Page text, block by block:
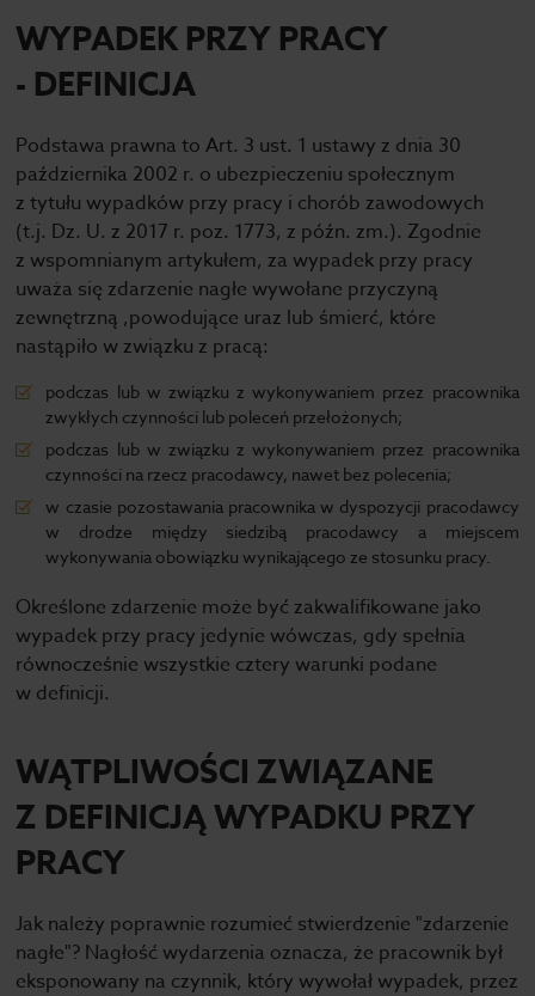
WYPADEK PRZY PRACY
- DEFINICJA
Podstawa prawna to Art. 3 ust. 1 ustawy z dnia 30
października 2002 r. o ubezpieczeniu społecznym
z tytułu wypadków przy pracy i chorób zawodowych
(t.j. Dz. U. z 2017 r. poz. 1773, z późn. zm.). Zgodnie
z wspomnianym artykułem, za wypadek przy pracy
uważa się zdarzenie nagłe wywołane przyczyną
zewnętrzną ,powodujące uraz lub śmierć, które
nastąpiło w związku z pracą:
podczas lub w związku z wykonywaniem przez pracownika
zwykłych czynności lub poleceń przełożonych;
podczas lub w związku z wykonywaniem przez pracownika
czynności na rzecz pracodawcy, nawet bez polecenia;
w czasie pozostawania pracownika w dyspozycji pracodawcy
w drodze między siedzibą pracodawcy a miejscem
wykonywania obowiązku wynikającego ze stosunku pracy.
Określone zdarzenie może być zakwalifikowane jako
wypadek przy pracy jedynie wówczas, gdy spełnia
równocześnie wszystkie cztery warunki podane
w definicji.
WĄTPLIWOŚCI ZWIĄZANE
Z DEFINICJĄ WYPADKU PRZY
PRACY
Jak należy poprawnie rozumieć stwierdzenie "zdarzenie
nagłe"? Nagłość wydarzenia oznacza, że pracownik był
eksponowany na czynnik, który wywołał wypadek, przez